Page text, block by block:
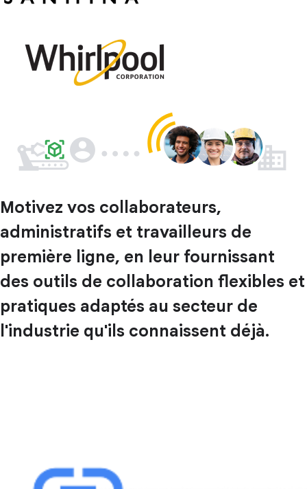
Motivez vos collaborateurs,
administratifs et travailleurs de
première ligne, en leur fournissant
des outils de collaboration flexibles et
pratiques adaptés au secteur de
l'industrie qu'ils connaissent déjà.